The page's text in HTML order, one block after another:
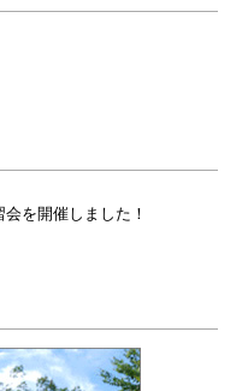
を開催しました！